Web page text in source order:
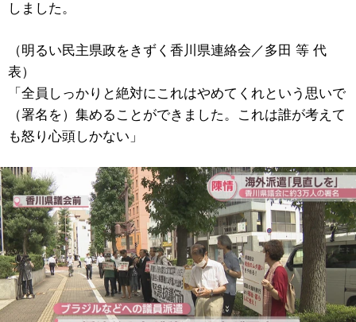
しました。
（明るい民主県政をきずく香川県連絡会／多田 等 代
表）
「全員しっかりと絶対にこれはやめてくれという思いで
（署名を）集めることができました。これは誰が考えて
も怒り心頭しかない」